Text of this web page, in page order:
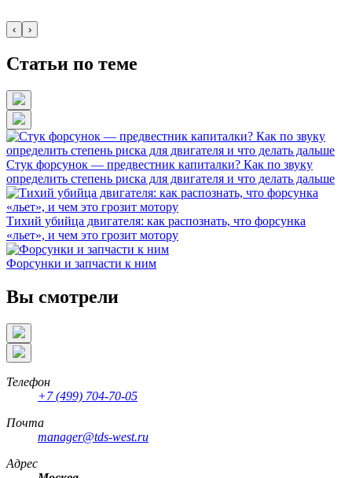
‹ ›
Статьи по теме
Стук форсунок — предвестник капиталки? Как по звуку
определить степень риска для двигателя и что делать дальше
Тихий убийца двигателя: как распознать, что форсунка
«льет», и чем это грозит мотору
Форсунки и запчасти к ним
Вы смотрели
Телефон
+7 (499) 704-70-05
Почта
manager@tds-west.ru
Адрес